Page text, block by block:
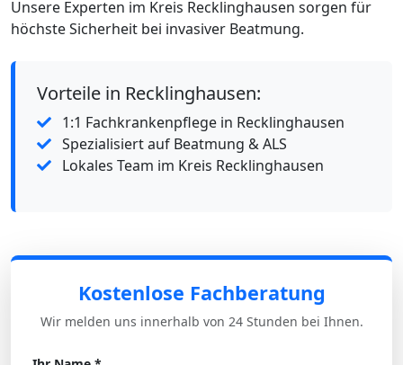
Unsere Experten im Kreis Recklinghausen sorgen für
höchste Sicherheit bei invasiver Beatmung.
Vorteile in Recklinghausen:
1:1 Fachkrankenpflege in Recklinghausen
Spezialisiert auf Beatmung & ALS
Lokales Team im Kreis Recklinghausen
Kostenlose Fachberatung
Wir melden uns innerhalb von 24 Stunden bei Ihnen.